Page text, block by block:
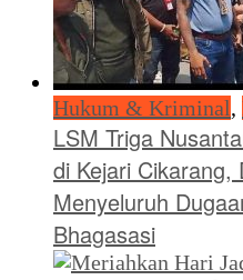
Hukum & Kriminal,
LSM Triga
di Kejari Cikarang,
Menyeluruh
Bhagasasi